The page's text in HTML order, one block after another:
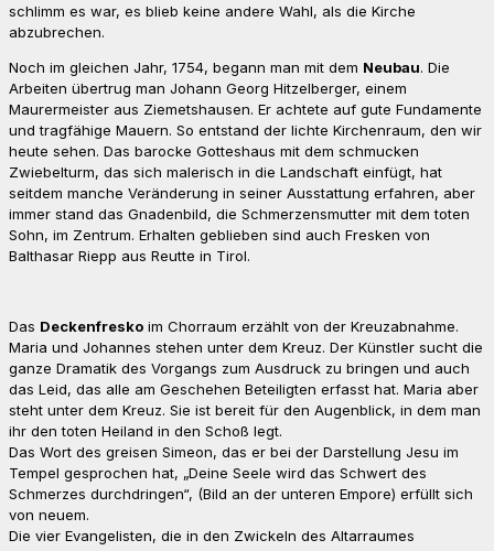
schlimm es war, es blieb keine andere Wahl, als die Kirche
abzubrechen.
Noch im gleichen Jahr, 1754, begann man mit dem Neubau. Die
Arbeiten übertrug man Johann Georg Hitzelberger, einem
Maurermeister aus Ziemetshausen. Er achtete auf gute Fundamente
und tragfähige Mauern. So entstand der lichte Kirchenraum, den wir
heute sehen. Das barocke Gotteshaus mit dem schmucken
Zwiebelturm, das sich malerisch in die Landschaft einfügt, hat
seitdem manche Veränderung in seiner Ausstattung erfahren, aber
immer stand das Gnadenbild, die Schmerzensmutter mit dem toten
Sohn, im Zentrum. Erhalten geblieben sind auch Fresken von
Balthasar Riepp aus Reutte in Tirol.
Das Deckenfresko im Chorraum erzählt von der Kreuzabnahme.
Maria und Johannes stehen unter dem Kreuz. Der Künstler sucht die
ganze Dramatik des Vorgangs zum Ausdruck zu bringen und auch
das Leid, das alle am Geschehen Beteiligten erfasst hat. Maria aber
steht unter dem Kreuz. Sie ist bereit für den Augenblick, in dem man
ihr den toten Heiland in den Schoß legt.
Das Wort des greisen Simeon, das er bei der Darstellung Jesu im
Tempel gesprochen hat, „Deine Seele wird das Schwert des
Schmerzes durchdringen“, (Bild an der unteren Empore) erfüllt sich
von neuem.
Die vier Evangelisten, die in den Zwickeln des Altarraumes